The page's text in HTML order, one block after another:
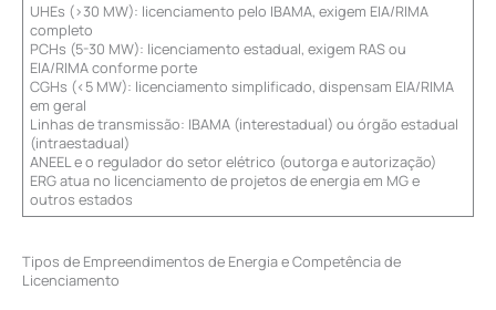
UHEs (>30 MW): licenciamento pelo IBAMA, exigem EIA/RIMA
completo
PCHs (5-30 MW): licenciamento estadual, exigem RAS ou
EIA/RIMA conforme porte
CGHs (<5 MW): licenciamento simplificado, dispensam EIA/RIMA
em geral
Linhas de transmissão: IBAMA (interestadual) ou órgão estadual
(intraestadual)
ANEEL e o regulador do setor elétrico (outorga e autorização)
ERG atua no licenciamento de projetos de energia em MG e
outros estados
Tipos de Empreendimentos de Energia e Competência de
Licenciamento